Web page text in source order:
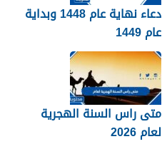
دعاء نهاية عام 1448 وبداية
عام 1449
متى راس السنة الهجرية
لعام 2026